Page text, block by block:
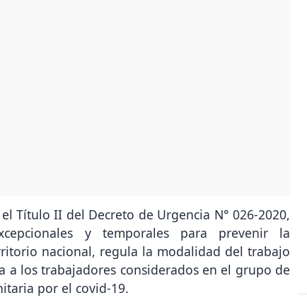
Título II del Decreto de Urgencia N° 026-2020,
y temporales para prevenir la
nacional, regula la modalidad del trabajo
los trabajadores considerados en el grupo de
por el covid-19.